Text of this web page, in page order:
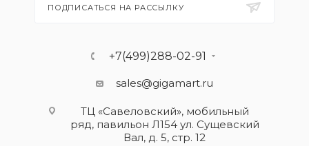
ПОДПИСАТЬСЯ НА РАССЫЛКУ
+7(499)288-02-91
sales@gigamart.ru
ТЦ «Савеловский», мобильный
ряд, павильон Л154 ул. Сущевский
Вал, д. 5, стр. 12